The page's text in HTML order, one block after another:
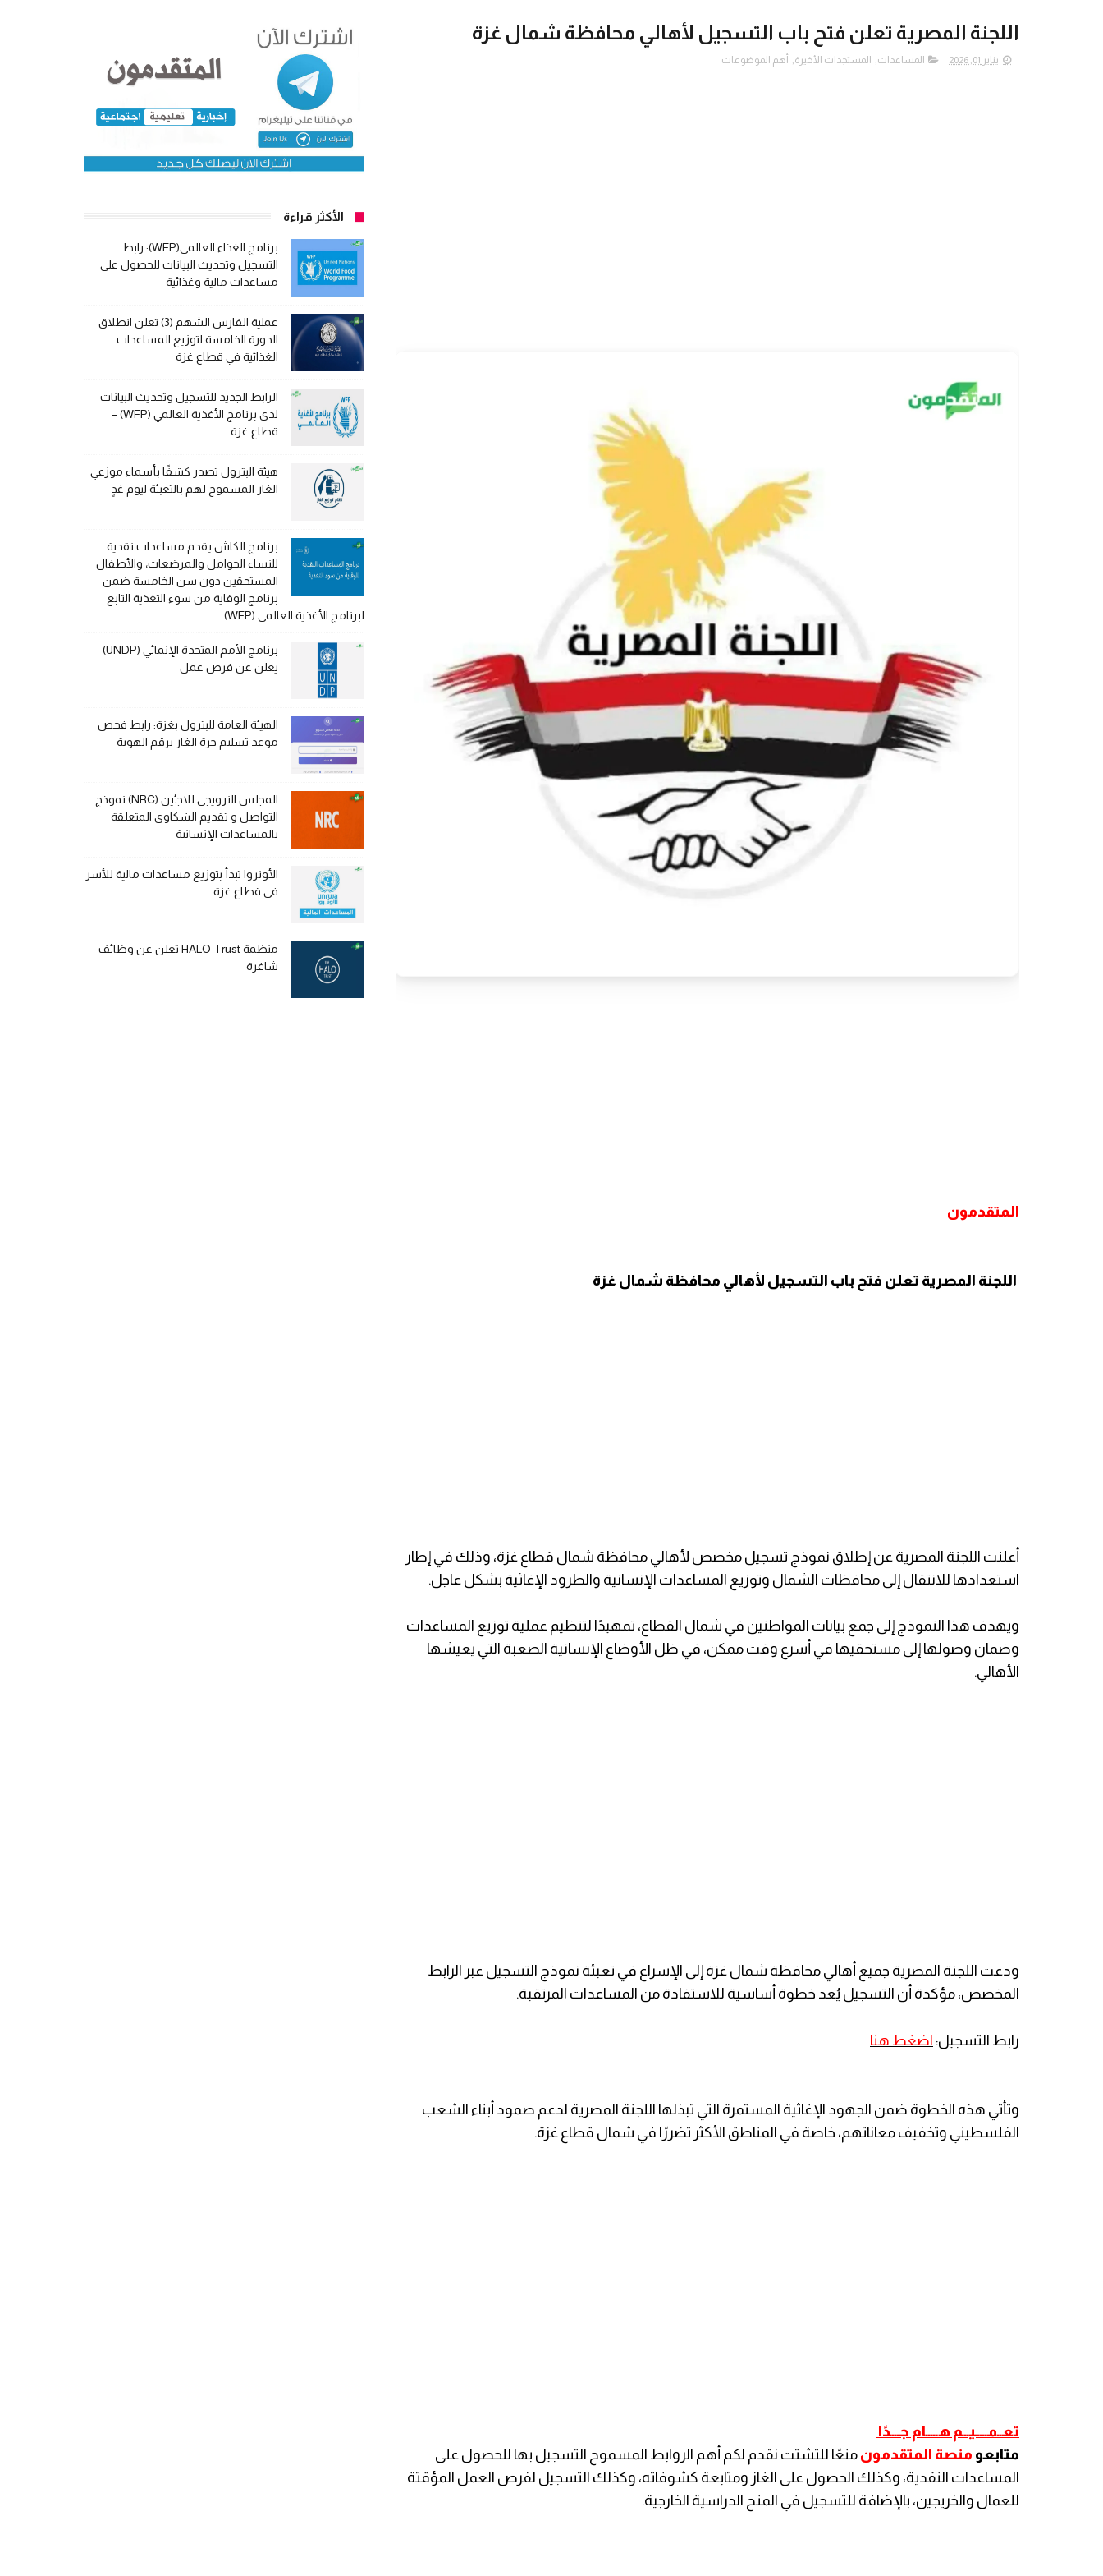
اللجنة المصرية تعلن فتح باب التسجيل لأهالي محافظة شمال غزة
يناير 01, 2026 المساعدات, المستجدات الأخيرة, أهم الموضوعات
المتقدمون
اللجنة المصرية تعلن فتح باب التسجيل لأهالي محافظة شمال غزة
أعلنت اللجنة المصرية عن إطلاق نموذج تسجيل مخصص لأهالي محافظة شمال قطاع غزة، وذلك في إطار
استعدادها للانتقال إلى محافظات الشمال وتوزيع المساعدات الإنسانية والطرود الإغاثية بشكل عاجل.
ويهدف هذا النموذج إلى جمع بيانات المواطنين في شمال القطاع، تمهيدًا لتنظيم عملية توزيع المساعدات
وضمان وصولها إلى مستحقيها في أسرع وقت ممكن، في ظل الأوضاع الإنسانية الصعبة التي يعيشها
الأهالي.
ودعت اللجنة المصرية جميع أهالي محافظة شمال غزة إلى الإسراع في تعبئة نموذج التسجيل عبر الرابط
المخصص، مؤكدة أن التسجيل يُعد خطوة أساسية للاستفادة من المساعدات المرتقبة.
رابط التسجيل: اضغط هنا
وتأتي هذه الخطوة ضمن الجهود الإغاثية المستمرة التي تبذلها اللجنة المصرية لدعم صمود أبناء الشعب
الفلسطيني وتخفيف معاناتهم، خاصة في المناطق الأكثر تضررًا في شمال قطاع غزة.
تعــمـــــيـــم هـــــام جــــدًا
متابعو منصة المتقدمون منعًا للتشتت نقدم لكم أهم الروابط المسموح التسجيل بها للحصول على
المساعدات النقدية، وكذلك الحصول على الغاز ومتابعة كشوفاته، وكذلك التسجيل لفرص العمل المؤقتة
للعمال والخريجين، بالإضافة للتسجيل في المنح الدراسية الخارجية.
الأكثر قراءة
برنامج الغذاء العالمي(WFP): رابط
التسجيل وتحديث البيانات للحصول على
مساعدات مالية وغذائية
عملية الفارس الشهم (3) تعلن انطلاق
الدورة الخامسة لتوزيع المساعدات
الغذائية في قطاع غزة
الرابط الجديد للتسجيل وتحديث البيانات
لدى برنامج الأغذية العالمي (WFP) –
قطاع غزة
هيئة البترول تصدر كشفًا بأسماء موزعي
الغاز المسموح لهم بالتعبئة ليوم غدٍ
برنامج الكاش يقدم مساعدات نقدية
للنساء الحوامل والمرضعات، والأطفال
المستحقين دون سن الخامسة ضمن
برنامج الوقاية من سوء التغذية التابع
لبرنامج الأغذية العالمي (WFP)
برنامج الأمم المتحدة الإنمائي (UNDP)
يعلن عن فرص عمل
الهيئة العامة للبترول بغزة: رابط فحص
موعد تسليم جرة الغاز برقم الهوية
المجلس النرويجي للاجئين (NRC) نموذج
التواصل و تقديم الشكاوى المتعلقة
بالمساعدات الإنسانية
الأونروا تبدأ بتوزيع مساعدات مالية للأسر
في قطاع غزة
منظمة HALO Trust تعلن عن وظائف
شاغرة